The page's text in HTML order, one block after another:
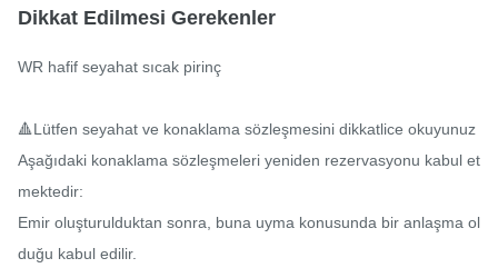
Dikkat Edilmesi Gerekenler
WR hafif seyahat sıcak pirinç
🔺Lütfen seyahat ve konaklama sözleşmesini dikkatlice okuyunuz
Aşağıdaki konaklama sözleşmeleri yeniden rezervasyonu kabul et
mektedir:
Emir oluşturulduktan sonra, buna uyma konusunda bir anlaşma ol
duğu kabul edilir.